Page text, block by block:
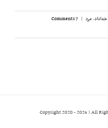
خداداد,مرد |
7 Comments
2026 | All